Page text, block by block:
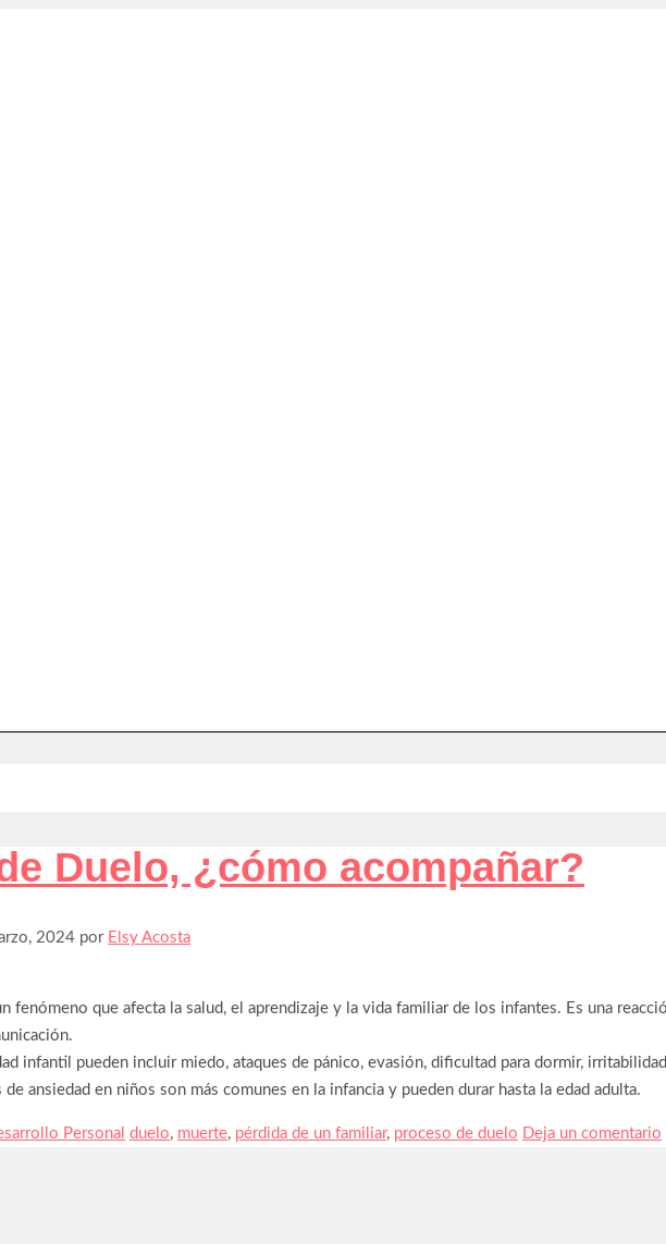
Duelo, ¿cómo acompañar?
2024 por Elsy Acosta
fenómeno que afecta la salud, el aprendizaje y la vida familiar de los infantes. Es una
infantil pueden incluir miedo, ataques de pánico, evasión, dificultad para dormir,
ansiedad en niños son más comunes en la infancia y pueden durar hasta la edad adulta.
Personal Etiquetas
duelo, muerte, pérdida de un familiar, proceso de duelo Deja un comentario